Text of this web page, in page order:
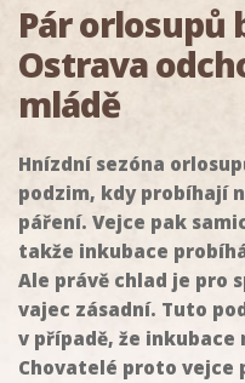
Pár orlosupů
Ostrava
mládě
Hnízdní sezóna
podzim, kdy probíhají
páření. Vejce pak
takže inkubace
Ale právě chlad je pro
vajec zásadní. Tuto
v případě, že
Chovatelé proto vejce